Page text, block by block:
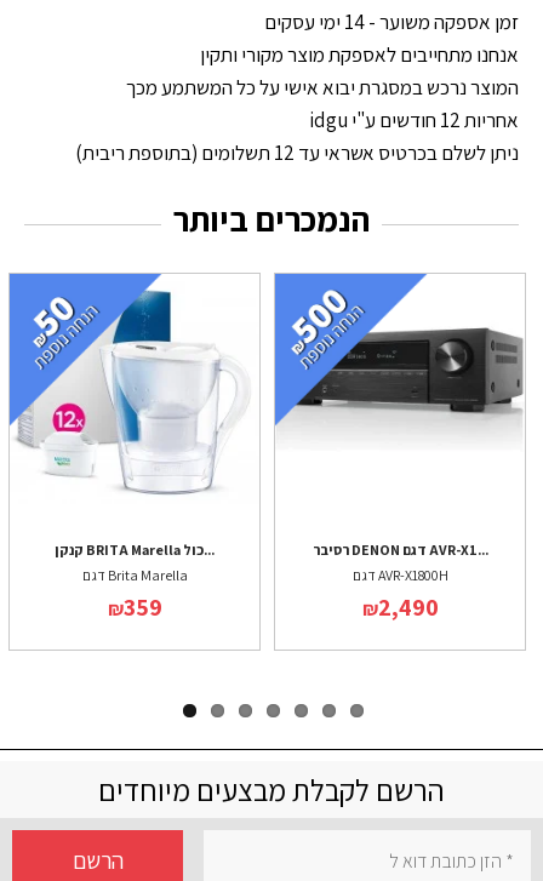
זמן אספקה משוער - 14 ימי עסקים
אנחנו מתחייבים לאספקת מוצר מקורי ותקין
המוצר נרכש במסגרת יבוא אישי על כל המשתמע מכך
אחריות 12 חודשים ע"י idgu
ניתן לשלם בכרטיס אשראי עד 12 תשלומים (בתוספת ריבית)
הנמכרים ביותר
קנקן BRITA Marella כול...
דגם Brita Marella
₪359
רסיבר DENON דגם AVR-X1...
דגם AVR-X1800H
₪2,490
הרשם לקבלת מבצעים מיוחדים
הרשם